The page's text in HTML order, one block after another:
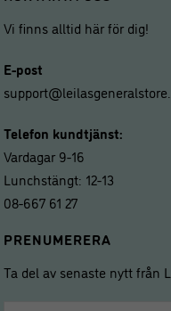
Vi finns alltid här för dig!
E-post
Telefon kundtjänst:
Vardagar 9-16
Lunchstängt: 12-13
08-667 61 27
PRENUMERERA
Ta del av senaste nytt från